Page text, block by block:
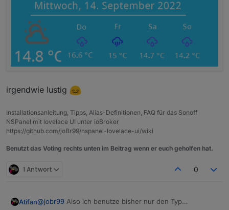
irgendwie lustig
Installationsanleitung, Tipps, Alias-Definitionen, FAQ für das Sonoff
NSPanel mit lovelace UI unter ioBroker
https://github.com/joBr99/nspanel-lovelace-ui/wiki
Benutzt das Voting rechts unten im Beitrag wenn er euch geholfen hat.
1 Antwort 0
Atifan@jobr99 Also ich benutze bisher nur den Typ